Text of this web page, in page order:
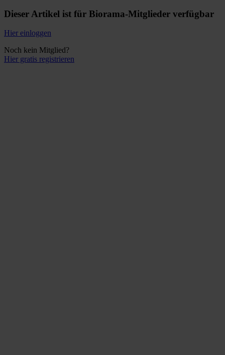
Dieser Artikel ist für Biorama-Mitglieder verfügbar
Hier einloggen
Noch kein Mitglied?
Hier gratis registrieren